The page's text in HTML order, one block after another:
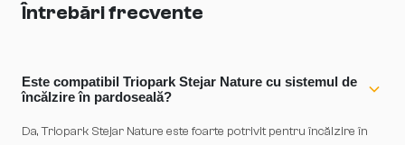
Întrebări frecvente
Este compatibil Triopark Stejar Nature cu sistemul de
încălzire în pardoseală?
Da, Triopark Stejar Nature este foarte potrivit pentru încălzire în